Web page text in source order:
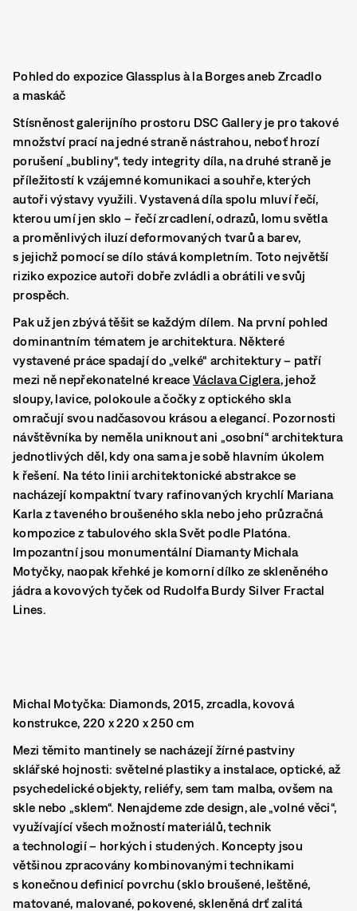
Pohled do expozice Glassplus à la Borges aneb Zrcadlo
a maskáč
Stísněnost galerijního prostoru DSC Gallery je pro takové
množství prací na jedné straně nástrahou, neboť hrozí
porušení „bubliny“, tedy integrity díla, na druhé straně je
příležitostí k vzájemné komunikaci a souhře, kterých
autoři výstavy využili. Vystavená díla spolu mluví řečí,
kterou umí jen sklo – řečí zrcadlení, odrazů, lomu světla
a proměnlivých iluzí deformovaných tvarů a barev,
s jejichž pomocí se dílo stává kompletním. Toto největší
riziko expozice autoři dobře zvládli a obrátili ve svůj
prospěch.
Pak už jen zbývá těšit se každým dílem. Na první pohled
dominantním tématem je architektura. Některé
vystavené práce spadají do „velké“ architektury – patří
mezi ně nepřekonatelné kreaceVáclava Ciglera, jehož
sloupy, lavice, polokoule a čočky z optického skla
omračují svou nadčasovou krásou a elegancí. Pozornosti
návštěvníka by neměla uniknout ani „osobní“ architektura
jednotlivých děl, kdy ona sama je sobě hlavním úkolem
k řešení. Na této linii architektonické abstrakce se
nacházejí kompaktní tvary rafinovaných krychlí Mariana
Karla z taveného broušeného skla nebo jeho průzračná
kompozice z tabulového skla Svět podle Platóna.
Impozantní jsou monumentální Diamanty Michala
Motyčky, naopak křehké je komorní dílko ze skleněného
jádra a kovových tyček od Rudolfa Burdy Silver Fractal
Lines.
Michal Motyčka: Diamonds, 2015, zrcadla, kovová
konstrukce, 220 x 220 x 250 cm
Mezi těmito mantinely se nacházejí žírné pastviny
sklářské hojnosti: světelné plastiky a instalace, optické, až
psychedelické objekty, reliéfy, sem tam malba, ovšem na
skle nebo „sklem“. Nenajdeme zde design, ale „volné věci“,
využívající všech možností materiálů, technik
a technologií – horkých i studených. Koncepty jsou
většinou zpracovány kombinovanými technikami
s konečnou definicí povrchu (sklo broušené, leštěné,
matované, malované, pokovené, skleněná drť zalitá